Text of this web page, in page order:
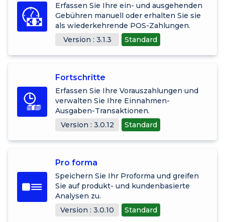
Erfassen Sie Ihre ein- und ausgehenden
Gebühren manuell oder erhalten Sie sie
als wiederkehrende POS-Zahlungen.
Version : 3.1.3
Standard
Fortschritte
Erfassen Sie Ihre Vorauszahlungen und
verwalten Sie Ihre Einnahmen-
Ausgaben-Transaktionen.
Version : 3.0.12
Standard
Pro forma
Speichern Sie Ihr Proforma und greifen
Sie auf produkt- und kundenbasierte
Analysen zu.
Version : 3.0.10
Standard